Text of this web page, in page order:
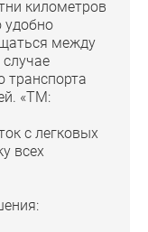
километров
удобно
между
транспорта
«ТМ:
с легковых
всех